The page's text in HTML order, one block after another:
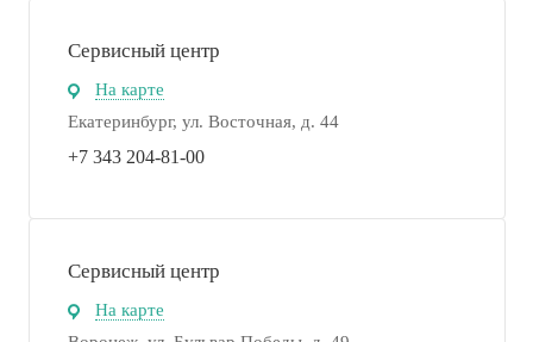
Сервисный центр
На карте
Екатеринбург, ул. Восточная, д. 44
+7 343 204-81-00
Сервисный центр
На карте